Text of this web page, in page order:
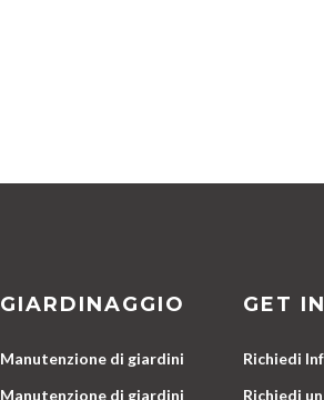
GIARDINAGGIO
Manutenzione di giardini
Manutenzione di giardini
GET
Richiedi
Richiedi